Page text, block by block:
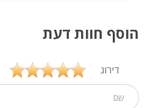
הוסף חוות דעת
דירוג